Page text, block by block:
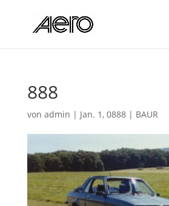
888
von admin | Jan. 1, 0888| BAUR